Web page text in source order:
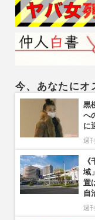
今、あなたにオ
黒
へ
に
週
域
置
自
週